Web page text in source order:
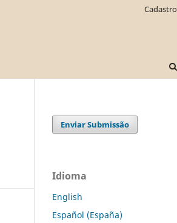
Cadastro
Enviar Submissão
Idioma
English
Español (España)